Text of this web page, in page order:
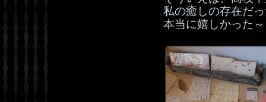
私の癒しの存在だ
本当に嬉しかった～